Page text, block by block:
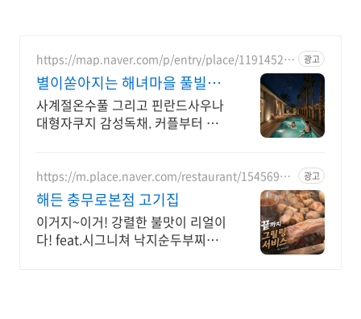
https://map.naver.com/p/entry/place/11914527
06
광고
별이쏟아지는 해녀마을 풀빌라
르세라핌도 다녀간 감성풀빌라
사계절온수풀 그리고 핀란드사우나
대형자쿠지 감성독채. 커플부터 대
돌담길 속에서느끼는 온전한휴식
https://m.place.naver.com/restaurant/15456952
94
광고
해든 충무로본점 고기집
이거지~이거! 강렬한 불맛이 리얼이
다! feat.시그니쳐 낙지순두부찌개